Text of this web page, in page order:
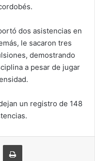
dos asistencias en
le sacaron tres
demostrando
a pesar de jugar
un registro de 148
por correo electrónicoImprimir